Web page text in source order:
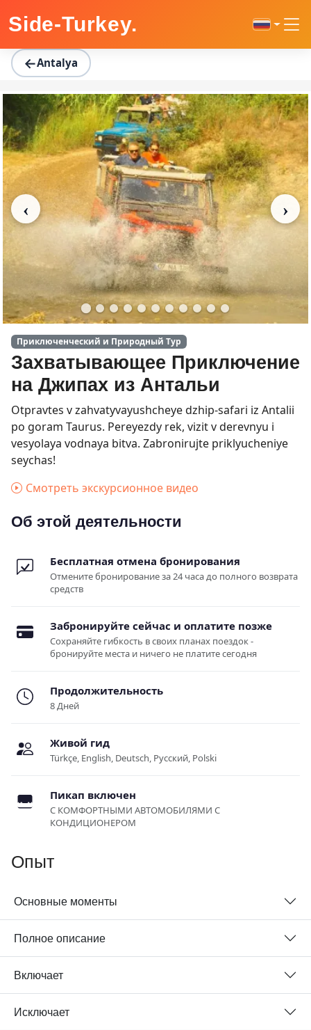
Side-Turkey.
Главная страница Захватывающее
←Antalya
Приключенческий и Природный Тур
Захватывающее Приключение
на Джипах из Антальи
Otpravtes v zahvatyvayushcheye dzhip-safari iz Antalii
po goram Taurus. Pereyezdy rek, vizit v derevnyu i
vesyolaya vodnaya bitva. Zabronirujte priklyucheniye
seychas!
Смотреть экскурсионное видео
Об этой деятельности
Бесплатная отмена бронирования
Отмените бронирование за 24 часа до полного возврата
средств
Забронируйте сейчас и оплатите позже
Сохраняйте гибкость в своих планах поездок -
бронируйте места и ничего не платите сегодня
Продолжительность
8 Дней
Живой гид
Türkçe, English, Deutsch, Русский, Polski
Пикап включен
С КОМФОРТНЫМИ АВТОМОБИЛЯМИ С
КОНДИЦИОНЕРОМ
Опыт
Основные моменты
Полное описание
Включает
Исключает